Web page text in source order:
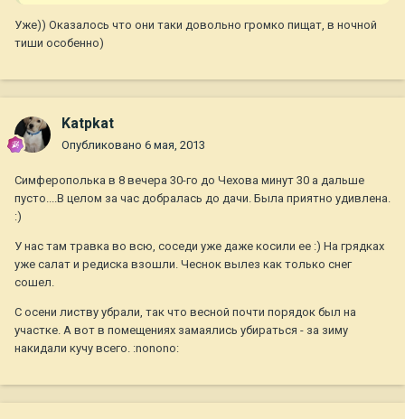
Уже)) Оказалось что они таки довольно громко пищат, в ночной
тиши особенно)
Katpkat
Опубликовано 6 мая, 2013
Симферополька в 8 вечера 30-го до Чехова минут 30 а дальше
пусто....В целом за час добралась до дачи. Была приятно удивлена.
:)
У нас там травка во всю, соседи уже даже косили ее :) На грядках
уже салат и редиска взошли. Чеснок вылез как только снег
сошел.
С осени листву убрали, так что весной почти порядок был на
участке. А вот в помещениях замаялись убираться - за зиму
накидали кучу всего. :nonono: